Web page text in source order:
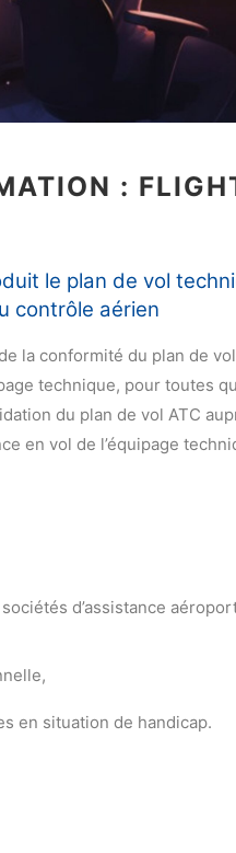
:
le plan de vol
contrôle aérien
la conformité du plan de
technique, pour toutes
du plan de vol ATC
en vol de l’équipage
d’assistance
en situation de handicap.